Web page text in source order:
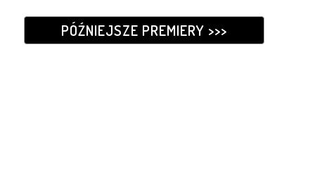
PÓŹNIEJSZE PREMIERY >>>